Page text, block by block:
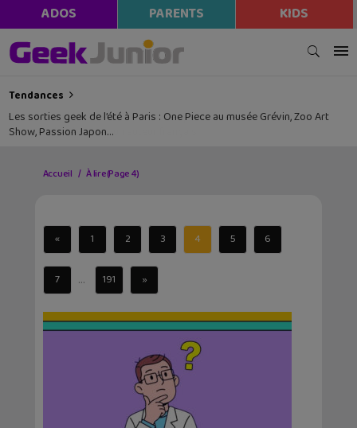
ADOS PARENTS KIDS
Tendances
Les sorties geek de l’été à Paris : One Piece au musée Grévin, Zoo Art
Show, Passion Japon…
Accueil À lire(Page 4)
« 1 2 3 4 5 6
7 ... 191 »